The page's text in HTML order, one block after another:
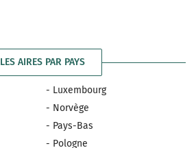
LES AIRES PAR PAYS
- Luxembourg
- Norvège
- Pays-Bas
- Pologne